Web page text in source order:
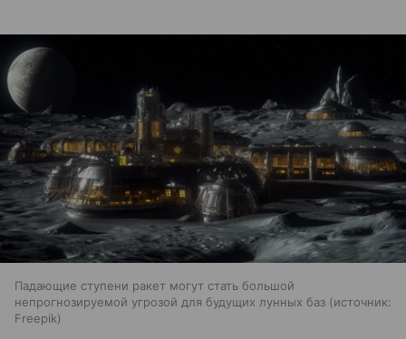
Падающие ступени ракет могут стать большой
непрогнозируемой угрозой для будущих лунных баз
источник:
Freepik